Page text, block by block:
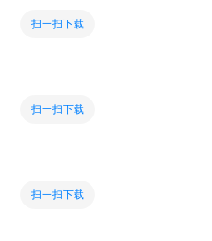
扫一扫下载
扫一扫下载
扫一扫下载